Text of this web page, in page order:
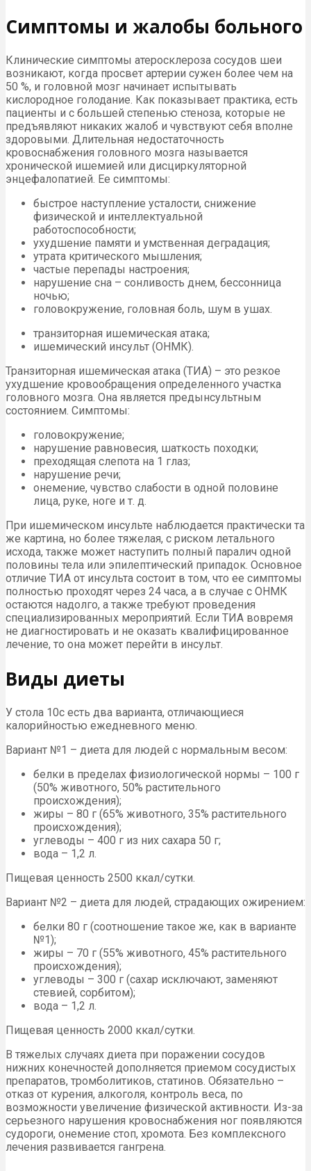
Симптомы и жалобы больного
Клинические симптомы атеросклероза сосудов шеи
возникают, когда просвет артерии сужен более чем на
50 %, и головной мозг начинает испытывать
кислородное голодание. Как показывает практика, есть
пациенты и с большей степенью стеноза, которые не
предъявляют никаких жалоб и чувствуют себя вполне
здоровыми. Длительная недостаточность
кровоснабжения головного мозга называется
хронической ишемией или дисциркуляторной
энцефалопатией. Ее симптомы:
быстрое наступление усталости, снижение
физической и интеллектуальной
работоспособности;
ухудшение памяти и умственная деградация;
утрата критического мышления;
частые перепады настроения;
нарушение сна – сонливость днем, бессонница
ночью;
головокружение, головная боль, шум в ушах.
транзиторная ишемическая атака;
ишемический инсульт (ОНМК).
Транзиторная ишемическая атака (ТИА) – это резкое
ухудшение кровообращения определенного участка
головного мозга. Она является предынсультным
состоянием. Симптомы:
головокружение;
нарушение равновесия, шаткость походки;
преходящая слепота на 1 глаз;
нарушение речи;
онемение, чувство слабости в одной половине
лица, руке, ноге и т. д.
При ишемическом инсульте наблюдается практически та
же картина, но более тяжелая, с риском летального
исхода, также может наступить полный паралич одной
половины тела или эпилептический припадок. Основное
отличие ТИА от инсульта состоит в том, что ее симптомы
полностью проходят через 24 часа, а в случае с ОНМК
остаются надолго, а также требуют проведения
специализированных мероприятий. Если ТИА вовремя
не диагностировать и не оказать квалифицированное
лечение, то она может перейти в инсульт.
Виды диеты
У стола 10с есть два варианта, отличающиеся
калорийностью ежедневного меню.
Вариант №1 – диета для людей с нормальным весом:
белки в пределах физиологической нормы – 100 г
(50% животного, 50% растительного
происхождения);
жиры – 80 г (65% животного, 35% растительного
происхождения);
углеводы – 400 г из них сахара 50 г;
вода – 1,2 л.
Пищевая ценность 2500 ккал/сутки.
Вариант №2 – диета для людей, страдающих ожирением:
белки 80 г (соотношение такое же, как в варианте
№1);
жиры – 70 г (55% животного, 45% растительного
происхождения);
углеводы – 300 г (сахар исключают, заменяют
стевией, сорбитом);
вода – 1,2 л.
Пищевая ценность 2000 ккал/сутки.
В тяжелых случаях диета при поражении сосудов
нижних конечностей дополняется приемом сосудистых
препаратов, тромболитиков, статинов. Обязательно –
отказ от курения, алкоголя, контроль веса, по
возможности увеличение физической активности. Из-за
серьезного нарушения кровоснабжения ног появляются
судороги, онемение стоп, хромота. Без комплексного
лечения развивается гангрена.